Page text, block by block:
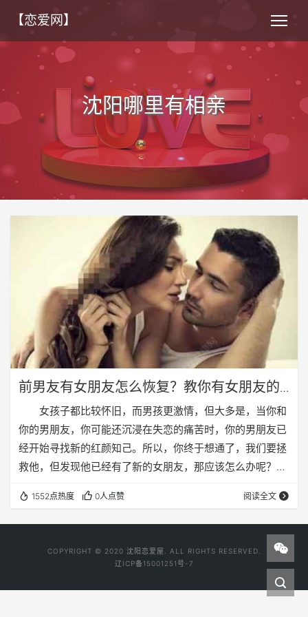
【恋爱网】
沈阳哪里有相亲
前男友有女朋友怎么恢复？教你有女朋友的
前男友恢复！
女孩子都比较怀旧，而男孩更激情，但大多是，当你和
你的男朋友，你可能还沉浸在失恋的痛苦时，你的男朋友已
经开始寻找新的红颜知己。所以，你终于想通了，我们要拯
救他，但发现他已经有了新的女朋友，那应该怎么办呢？
友是不可能的，他的现任女友的感受一致，再好的感情也会
有冲突，摩擦，意见不一致的时候，这时候人本能的反应是
为了避免找一个温暖的避风港的问题，通过前者的回忆解决
他们目前的感情不顺，产生不满和焦虑（因为回忆，没有任
何对人体有害，但它需要很大的勇气面对现实，承担责任…
1552点热度 0人点赞 阅读全文
COPYRIGHT © 2020 沈阳恋爱屋. ALL RIGHTS RESERVED.
辽ICP备15001251号-7